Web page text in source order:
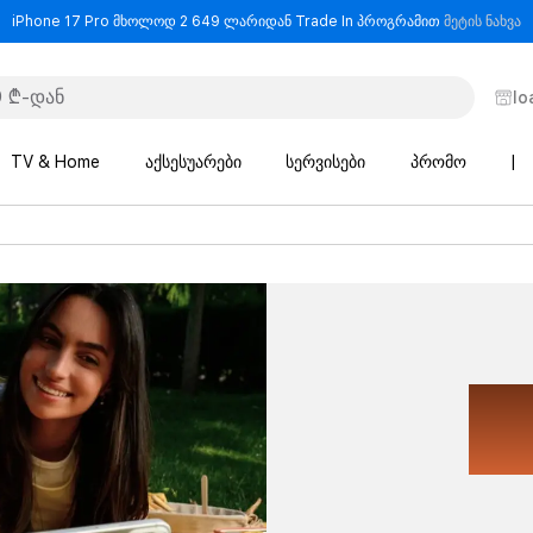
iPhone 17 Pro მხოლოდ 2 649 ლარიდან Trade In პროგრამით მეტის ნახვა-
TV & Home აქსესუარები სერვისები პრომო